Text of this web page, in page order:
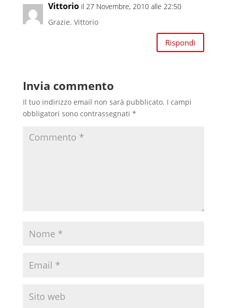
Vittorio il 27 Novembre, 2010 alle 22:50
Grazie. Vittorio
Rispondi
Invia commento
Il tuo indirizzo email non sarà pubblicato. I campi
obbligatori sono contrassegnati *